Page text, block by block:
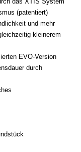
(patentiert)
und mehr
kleinerem
EVO-Version
durch